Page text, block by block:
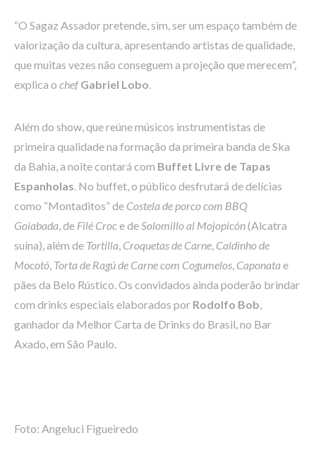
“O Sagaz Assador pretende, sim, ser um espaço também de
valorização da cultura, apresentando artistas de qualidade,
que muitas vezes não conseguem a projeção que merecem”,
explica o chef Gabriel Lobo.
Além do show, que reúne músicos instrumentistas de
primeira qualidade na formação da primeira banda de Ska
da Bahia, a noite contará com Buffet Livre de Tapas
Espanholas. No buffet, o público desfrutará de delícias
como “Montaditos” de Costela de porco com BBQ
Goiabada, de Filé Croce deSolomillo al Mojopicón(Alcatra
suína), além de Tortilla, Croquetas de Carne, Caldinho de
Mocotó, Torta de Ragú de Carne com Cogumelos, Caponatae
pães da Belo Rústico. Os convidados ainda poderão brindar
com drinks especiais elaborados por Rodolfo Bob,
ganhador da Melhor Carta de Drinks do Brasil, no Bar
Axado, em São Paulo.
Foto: Angeluci Figueiredo